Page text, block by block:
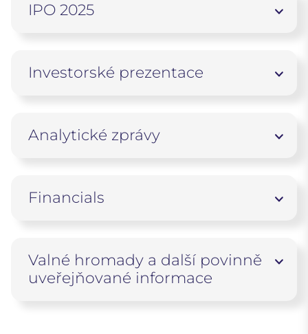
IPO 2025
Investorské prezentace
Analytické zprávy
Financials
Valné hromady a další povinně
uveřejňované informace